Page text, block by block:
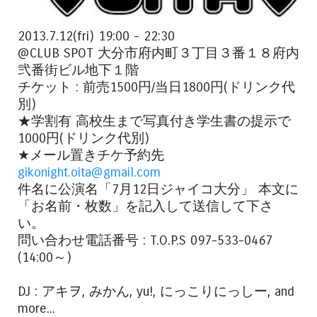
2013.7.12(fri) 19:00 - 22:30
@CLUB SPOT 大分市府内町３丁目３番１８府内
弐番街ビル地下１階
チケット : 前売1500円/当日1800円(ドリンク代
別)
★学割有 高校生まで写真付き学生書の提示で
1000円(ドリンク代別)
★メール置きチケ予約先
gikonight.oita@gmail.com
件名に公演名「7月12日ジャイコ大分」 本文に
「お名前・枚数」を記入して送信して下さ
い。
問い合わせ電話番号 : T.O.P.S 097-533-0467
(14:00～)
DJ : アキヲ, みかん, yu!, にっこりにっしー, and
more...